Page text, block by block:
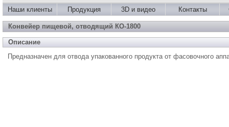
Наши клиенты Продукция 3D и видео Контакты
Конвейер пищевой, отводящий КО-1800
Описание
Предназначен для отвода упакованного продукта от фасовочного